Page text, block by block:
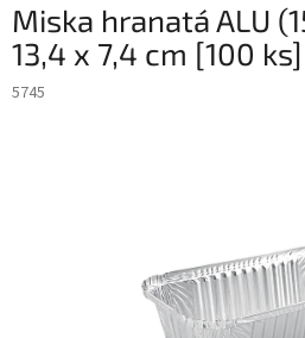
Miska hranatá ALU
13,4 x 7,4 cm [100 ks]
5745